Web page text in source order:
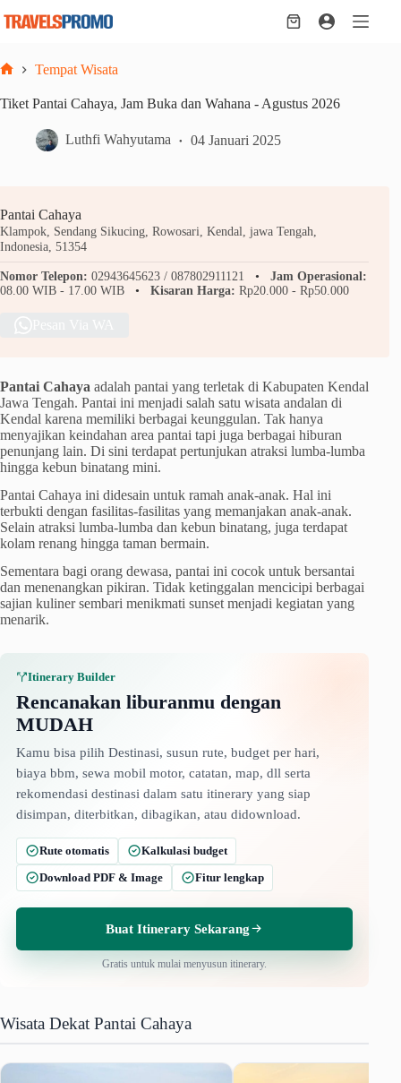
Shopping
Tempat Wisata
Tiket Pantai Cahaya, Jam Buka dan Wahana - Agustus 2026
Luthfi Wahyutama 04 Januari 2025
Pantai Cahaya
Klampok, Sendang Sikucing, Rowosari, Kendal, jawa Tengah,
Indonesia, 51354
Nomor Telepon: 02943645623 / 087802911121
Jam Operasional:
08.00 WIB - 17.00 WIB
Kisaran Harga: Rp20.000 - Rp50.000
Pantai Cahaya adalah pantai yang terletak di Kabupaten Kendal
Jawa Tengah. Pantai ini menjadi salah satu wisata andalan di
Kendal karena memiliki berbagai keunggulan. Tak hanya
menyajikan keindahan area pantai tapi juga berbagai hiburan
penunjang lain. Di sini terdapat pertunjukan atraksi lumba-lumba
hingga kebun binatang mini.
Pantai Cahaya ini didesain untuk ramah anak-anak. Hal ini
terbukti dengan fasilitas-fasilitas yang memanjakan anak-anak.
Selain atraksi lumba-lumba dan kebun binatang, juga terdapat
kolam renang hingga taman bermain.
Sementara bagi orang dewasa, pantai ini cocok untuk bersantai
dan menenangkan pikiran. Tidak ketinggalan mencicipi berbagai
sajian kuliner sembari menikmati sunset menjadi kegiatan yang
menarik.
Itinerary Builder
Rencanakan liburanmu dengan
MUDAH
Kamu bisa pilih Destinasi, susun rute, budget per hari,
biaya bbm, sewa mobil motor, catatan, map, dll serta
rekomendasi destinasi dalam satu itinerary yang siap
disimpan, diterbitkan, dibagikan, atau didownload.
Rute otomatis
Kalkulasi budget
Download PDF & Image
Fitur lengkap
Buat Itinerary Sekarang
Gratis untuk mulai menyusun itinerary.
Wisata Dekat Pantai Cahaya